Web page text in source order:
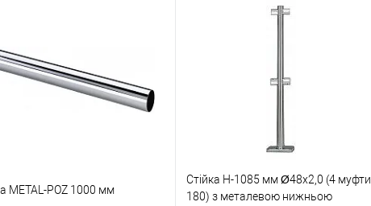
В наявності
METAL-POZ 1000 мм
Стійка H-1085 мм Ø48x2,0 (4 муфти
180) з металевою нижньою